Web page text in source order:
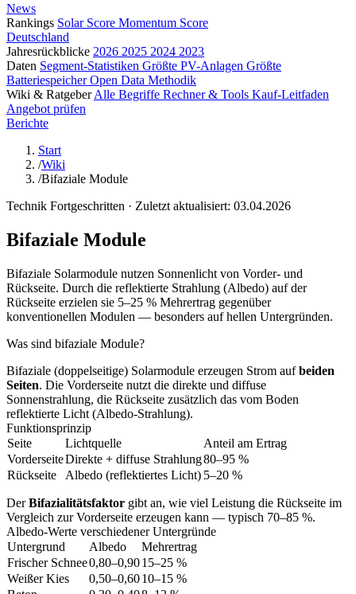
News
Rankings Solar Score Momentum Score
Deutschland
Jahresrückblicke 2026 2025 2024 2023
Daten Segment-Statistiken Größte PV-Anlagen Größte
BatteriespeicherOpen Data Methodik
Wiki & Ratgeber Alle Begriffe Rechner & Tools Kauf-Leitfaden
Angebot prüfen
Berichte
Start
/Wiki
/Bifaziale Module
Technik Fortgeschritten · Zuletzt aktualisiert: 03.04.2026
Bifaziale Module
Bifaziale Solarmodule nutzen Sonnenlicht von Vorder- und
Rückseite. Durch die reflektierte Strahlung (Albedo) auf der
Rückseite erzielen sie 5–25 % Mehrertrag gegenüber
konventionellen Modulen — besonders auf hellen Untergründen.
Was sind bifaziale Module?
Bifaziale (doppelseitige) Solarmodule erzeugen Strom aufbeiden
Seiten. Die Vorderseite nutzt die direkte und diffuse
Sonnenstrahlung, die Rückseite zusätzlich das vom Boden
reflektierte Licht (Albedo-Strahlung).
Funktionsprinzip
Seite
Lichtquelle
Anteil am Ertrag
VorderseiteDirekte + diffuse Strahlung80–95 %
Rückseite
Albedo (reflektiertes Licht) 5–20 %
DerBifazialitätsfaktor gibt an, wie viel Leistung die Rückseite im
Vergleich zur Vorderseite erzeugen kann — typisch 70–85 %.
Albedo-Werte verschiedener Untergründe
Untergrund
Albedo
Mehrertrag
Frischer Schnee0,80–0,9015–25 %
Weißer Kies
0,50–0,6010–15 %